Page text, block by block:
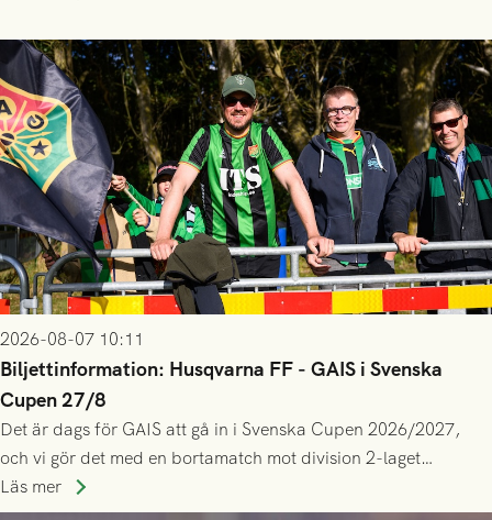
2026-08-07 10:11
Biljettinformation: Husqvarna FF - GAIS i Svenska
Cupen 27/8
Det är dags för GAIS att gå in i Svenska Cupen 2026/2027,
och vi gör det med en bortamatch mot division 2-laget
Husqvarna FF. Häng med och stötta grönsvart på plats!
Läs mer